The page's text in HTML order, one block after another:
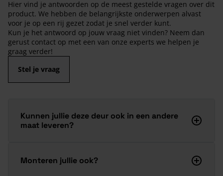
Hier vind je antwoorden op de meest gestelde vragen over dit
product. We hebben de belangrijkste onderwerpen alvast
voor je op een rij gezet zodat je snel verder kunt.
Kun je het antwoord op jouw vraag niet vinden? Neem dan
gerust contact op met een van onze experts we helpen je
graag verder!
Stel je vraag
Kunnen jullie deze deur ook in een andere
maat leveren?
Monteren jullie ook?